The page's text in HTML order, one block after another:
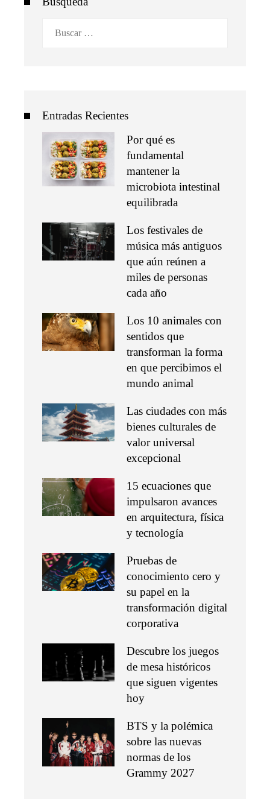
Entradas Recientes
Por qué es
fundamental
mantener la
microbiota intestinal
equilibrada
Los festivales de
música más antiguos
que aún reúnen a
miles de personas
cada año
Los 10 animales con
sentidos que
transforman la forma
en que percibimos el
mundo animal
Las ciudades con más
bienes culturales de
valor universal
excepcional
15 ecuaciones que
impulsaron avances
en arquitectura, física
y tecnología
Pruebas de
conocimiento cero y
su papel en la
transformación digital
corporativa
Descubre los juegos
de mesa históricos
que siguen vigentes
hoy
BTS y la polémica
sobre las nuevas
normas de los
Grammy 2027